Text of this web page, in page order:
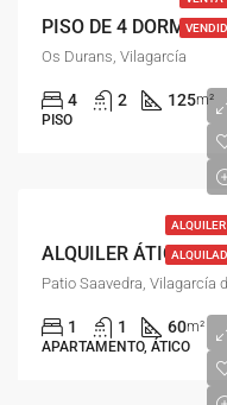
Os Durans, Vilagarcía
4 2 125m²
PISO
ALQUILER
Patio Saavedra, Vilagarcía
1 1 60m²
APARTAMENTO, ÁTICO